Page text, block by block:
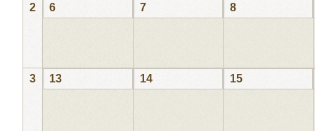
2 6 7 8
3 13 14 15